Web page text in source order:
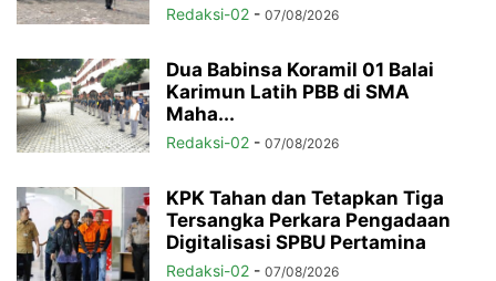
Redaksi-02 - 07/08/2026
Dua Babinsa Koramil 01 Balai
Karimun Latih PBB di SMA
Maha...
Redaksi-02 - 07/08/2026
KPK Tahan dan Tetapkan Tiga
Tersangka Perkara Pengadaan
Digitalisasi SPBU Pertamina
Redaksi-02 - 07/08/2026